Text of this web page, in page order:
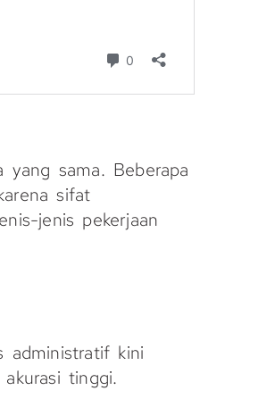
sama. Beberapa
sifat
jenis pekerjaan
administratif kini
tinggi.